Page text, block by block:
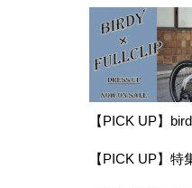
【PICK UP】
【PICK UP】特